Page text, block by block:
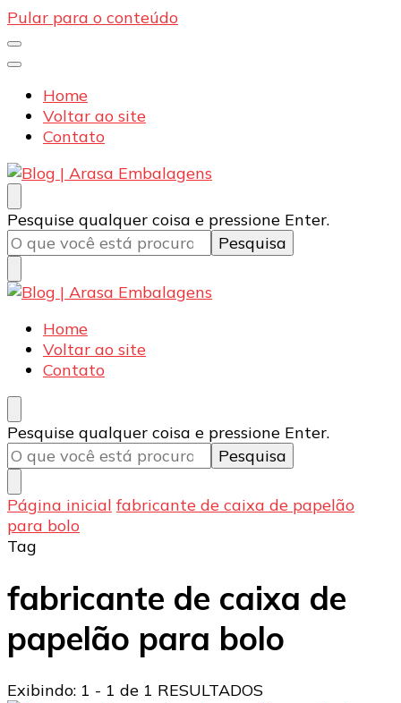
Pular para o conteúdo
Home
Voltar ao site
Contato
Blog | Arasa Embalagens
Confira conteúdos sobre embalagens para pizzas,
doces e salgados. Tudo para seu comércio com a
qualidade Arasa. Leia nossos conteúdos!
Procurando
algo?
Pesquise qualquer coisa e pressione Enter.
Blog | Arasa Embalagens
Confira conteúdos sobre embalagens para pizzas,
doces e salgados. Tudo para seu comércio com a
qualidade Arasa. Leia nossos conteúdos!
Home
Voltar ao site
Contato
Procurando
algo?
Pesquise qualquer coisa e pressione Enter.
Página inicial fabricante de caixa de papelão
para bolo
Tag
fabricante de caixa de
papelão para bolo
Exibindo: 1 - 1 de 1 RESULTADOS